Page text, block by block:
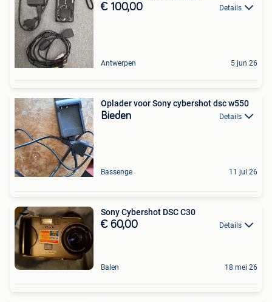
€ 100,00 Details
Antwerpen 5 jun 26
Oplader voor Sony cybershot dsc w550
Bieden Details
Bassenge 11 jul 26
Sony Cybershot DSC C30
€ 60,00 Details
Balen 18 mei 26